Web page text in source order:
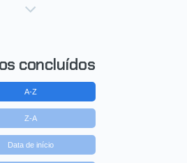
concluídos
A-Z
Z-A
Data de início